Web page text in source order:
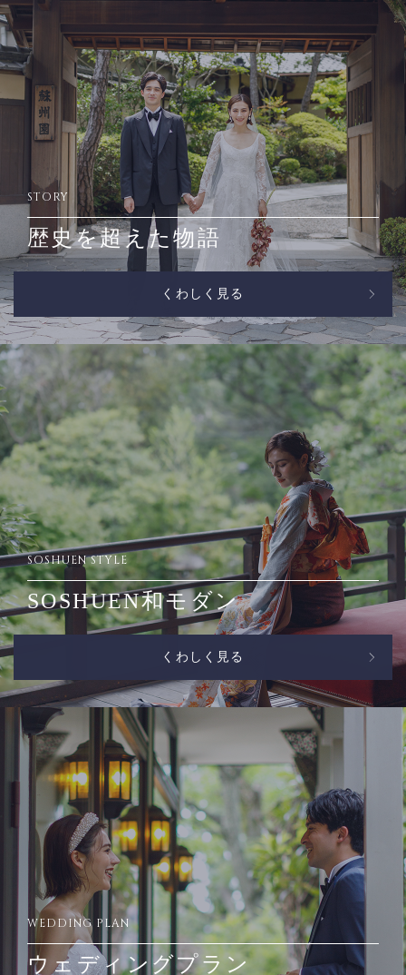
STORY
歴史を超えた物語
くわしく見る
SOSHUEN STYLE
SOSHUEN和モダン
くわしく見る
WEDDING PLAN
ウェディングプラン